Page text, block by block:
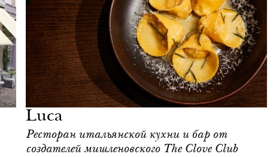
Luca
Ресторан итальянской кухни и бар от
создателей мишленовского The Clove Club